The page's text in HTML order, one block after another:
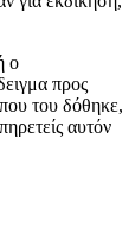
ο
προς
του δόθηκε,
αυτόν